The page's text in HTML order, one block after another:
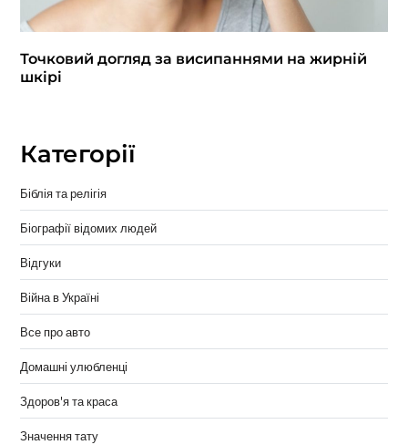
Точковий догляд за висипаннями на жирній
шкірі
Категорії
Біблія та релігія
Біографії відомих людей
Відгуки
Війна в Україні
Все про авто
Домашні улюбленці
Здоров'я та краса
Значення тату